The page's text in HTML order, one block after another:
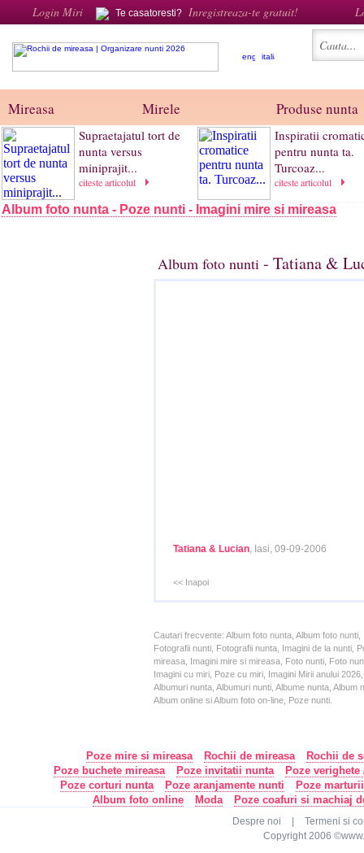
Login Miri Te casatoresti? Inregistreaza-te gratuit!
Mireasa Mirele Produse nunta
Supraetajatul tort de
nunta versus
miniprajit...
citeste articolul
Inspiratii
pentru nunta ta.
Turcoaz...
citeste articolul
Album foto nunta - Poze nunti - Imagini mire si mireasa
Album foto nunti - Tatiana &
Tatiana & Lucian, Iasi, 09-09-2006
<< Inapoi
Cautari frecvente: Album foto nunta, Album foto
Fotografii nunti, Fotografii nunta, Imagini de la nunti,
mireasa, Imagini mire si mireasa, Foto nunti, Foto
Imagini cu miri, Poze cu miri, Imagini Mirii anului
Albumuri nunta, Albumuri nunti, Albume nunta,
Album online si Album foto on-line, Poze nunti.
Poze mire si mireasa Rochii de mireasa
Rochii de
Poze buchete mireasa
Poze invitatii nunta
Poze
Poze corturi nunta
Poze aranjamente nunti
Poze
Album foto online
Moda Poze coafuri si machiaj
Despre noi
Termeni si
Copyright 2006